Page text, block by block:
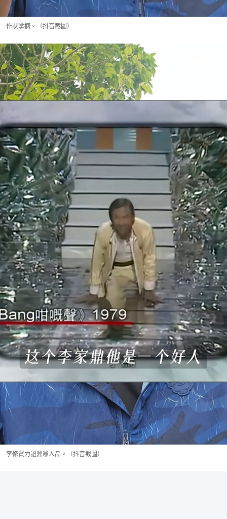
作狀掌摑。（抖音截圖）
李修賢力證鼎爺人品。（抖音截圖）